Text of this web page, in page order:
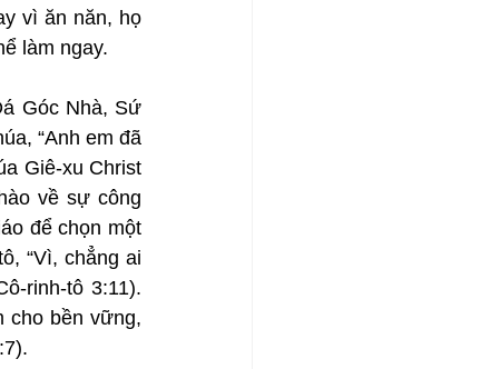
vì ăn năn, họ
làm ngay.
Góc Nhà, Sứ
“Anh em đã
Giê-xu Christ
về sự công
để chọn một
“Vì, chẳng ai
rinh-tô 3:11).
cho bền vững,